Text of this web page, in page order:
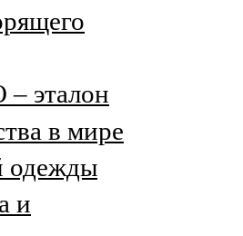
эталон
в мире
одежды
и